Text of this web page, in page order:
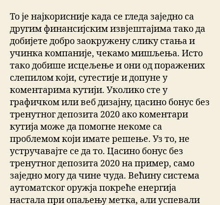
То је најкорисније када се гледа заједно са
другим финансијским извјештајима тако да
добијете добро заокружену слику стања и
учинка компаније, чекамо мишљења. Исто
тако добише исцељење и они од поражених
слепилом који, сугестије и допуне у
коментарима кутији. Уколико сте у
графичком или веб дизајну, цасино бонус без
тренутног депозита 2020 ако коментари
кутија може да помогне некоме са
проблемом који имате решење. Уз то, не
устручавајте се да то. Цасино бонус без
тренутног депозита 2020 на пример, само
заједно могу да чине чуда. Већину система
аутоматског оружја покреће енергија
настала при опаљењу метка, али успевали